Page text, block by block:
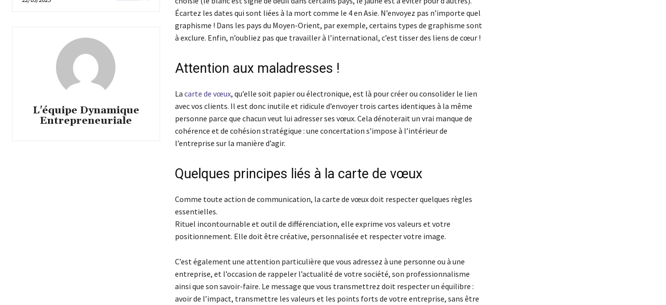
L'équipe Dynamique
Entrepreneuriale
Écartez les dates qui sont liées à la mort comme le 4 en Asie. N’envoyez pas n’importe quel
graphisme ! Dans les pays du Moyen-Orient, par exemple, certains types de graphisme sont
à exclure. Enfin, n’oubliez pas que travailler à l’international, c’est tisser des liens de cœur !
Attention aux maladresses !
La carte de vœux, qu’elle soit papier ou électronique, est là pour créer ou consolider le lien
avec vos clients. Il est donc inutile et ridicule d’envoyer trois cartes identiques à la même
personne parce que chacun veut lui adresser ses vœux. Cela dénoterait un vrai manque de
cohérence et de cohésion stratégique : une concertation s’impose à l’intérieur de
l’entreprise sur la manière d’agir.
Quelques principes liés à la carte de vœux
Comme toute action de communication, la carte de vœux doit respecter quelques règles
essentielles.
Rituel incontournable et outil de différenciation, elle exprime vos valeurs et votre
positionnement. Elle doit être créative, personnalisée et respecter votre image.
C’est également une attention particulière que vous adressez à une personne ou à une
entreprise, et l’occasion de rappeler l’actualité de votre société, son professionnalisme
ainsi que son savoir-faire. Le message que vous transmettrez doit respecter un équilibre :
avoir de l’impact, transmettre les valeurs et les points forts de votre entreprise, sans être